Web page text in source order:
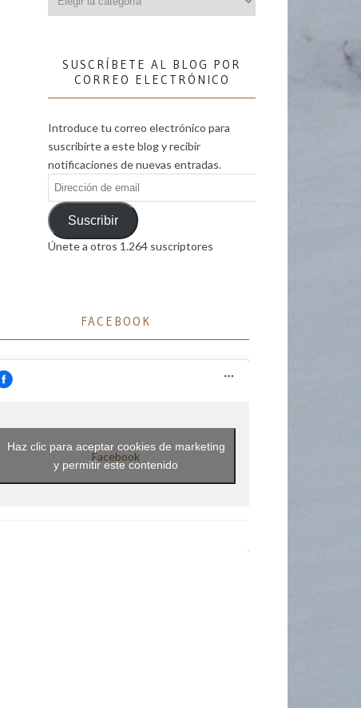
SUSCRÍBETE AL BLOG POR
CORREO ELECTRÓNICO
Introduce tu correo electrónico para
suscribirte a este blog y recibir
notificaciones de nuevas entradas.
Dirección
de
emailSuscribir
Únete a otros 1.264 suscriptores
FACEBOOK
Facebook
Haz clic para aceptar cookies de marketing
y permitir este contenido